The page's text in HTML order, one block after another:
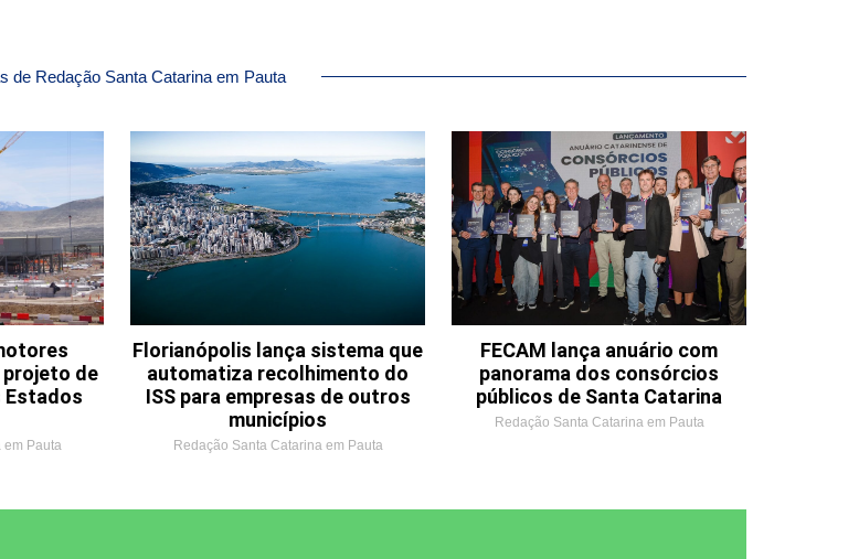
de Redação Santa Catarina em Pauta
de
Estados
em Pauta
Florianópolis lança sistema que
automatiza recolhimento do
ISS para empresas de outros
municípios
Redação Santa Catarina em Pauta
FECAM lança anuário com
panorama dos consórcios
públicos de Santa Catarina
Redação Santa Catarina em Pauta